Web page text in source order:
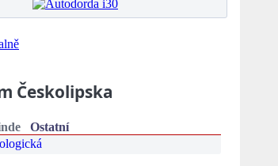
Českolipska
Ostatní